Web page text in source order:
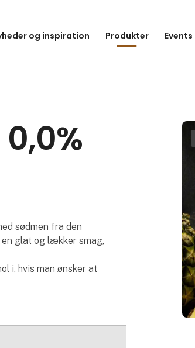
og inspiration Produkter
sødmen fra den
en glat og lækker smag,
i, hvis man ønsker at